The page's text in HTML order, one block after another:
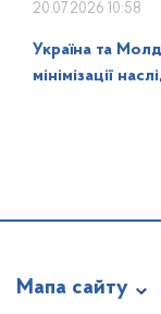
20.07.2026 10:58
Україна та
мінімізації
Мапа сайту